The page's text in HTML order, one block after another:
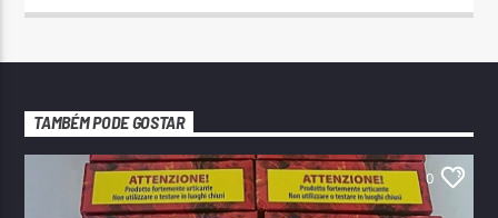
TAMBÉM PODE GOSTAR
0